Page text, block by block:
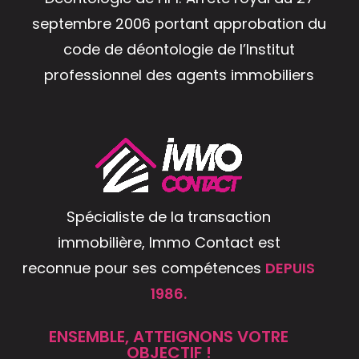
septembre 2006 portant approbation du
code de déontologie de l’Institut
professionnel des agents immobiliers
Spécialiste de la transaction
immobilière, Immo Contact est
reconnue pour ses compétences DEPUIS
1986.
ENSEMBLE, ATTEIGNONS VOTRE
OBJECTIF !